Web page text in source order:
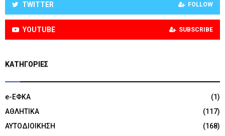
TWITTER FOLLOW
YOUTUBE SUBSCRIBE
KΑΤΗΓΟΡΊΕΣ
e-ΕΦΚΑ
(1)
ΑΘΛΗΤΙΚΑ
(117)
ΑΥΤΟΔΙΟΙΚΗΣΗ
(168)